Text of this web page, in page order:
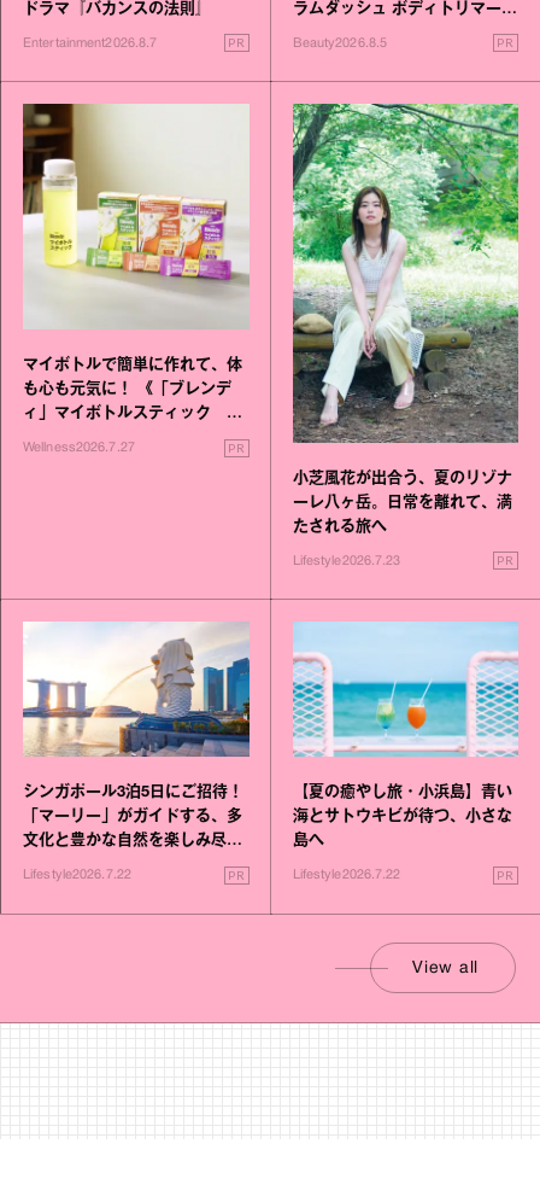
ドラマ『バカンスの法則』
Entertainment2026.8.7 PR
ラムダッシュ ボディトリマーが
Beauty2026.8.5 PR
マイボトルで簡単に作れて、体
も心も元気に！ 《「ブレンデ
ィ」マイボトルスティック い
いこと毎日》シリーズが誕生
Wellness2026.7.27 PR
小芝風花が出合う、夏のリゾナ
ーレ八ヶ岳。日常を離れて、満
たされる旅へ
Lifestyle2026.7.23 PR
シンガポール3泊5日にご招待！
「マーリー」がガイドする、多
文化と豊かな自然を楽しみ尽く
Lifestyle2026.7.22 PR
【夏の癒やし旅・小浜島】青い
海とサトウキビが待つ、小さな
島へ
Lifestyle2026.7.22 PR
View all